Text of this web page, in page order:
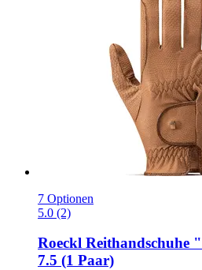
7 Optionen
5.0 (2)
Roeckl Reithandschuhe
7.5 (1 Paar)